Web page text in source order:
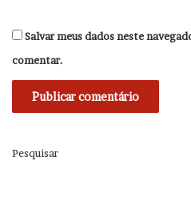
Salvar meus dados neste
comentar.
Pesquisar